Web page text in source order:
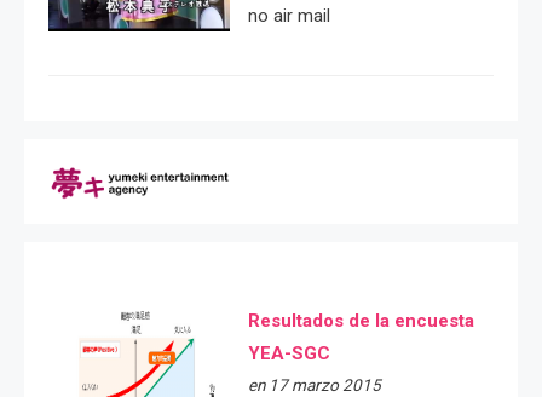
no air mail
Resultados de la encuesta
YEA-SGC
en 17 marzo 2015